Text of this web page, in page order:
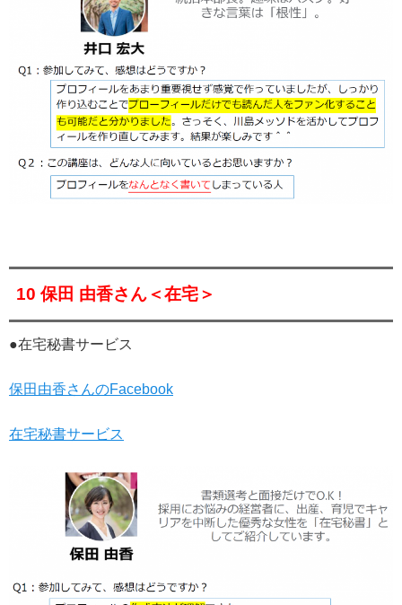
10 保田 由香さん＜在宅＞
●在宅秘書サービス
保田由香さんのFacebook
在宅秘書サービス